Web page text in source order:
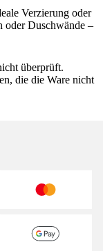
Verzierung oder
oder Duschwände –
überprüft.
die die Ware nicht